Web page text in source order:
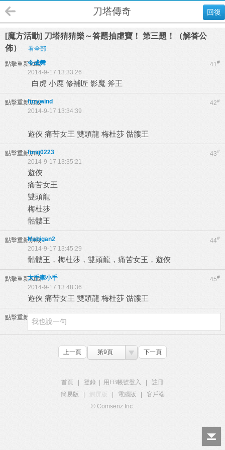
回復
刀塔傳奇
[魔方活動] 刀塔猜猜樂～答題抽虛寶！ 第三題！（解答公
佈）
看全部
點擊重新加載 41#
今成舞
2014-9-17 13:33:26
白虎 小鹿 修補匠 影魔 斧王
點擊重新加載 42#
fuzywind
2014-9-17 13:34:39
遊俠 痛苦女王 雙頭龍 梅杜莎 骷髏王
點擊重新加載 43#
fung0223
2014-9-17 13:35:21
遊俠
痛苦女王
雙頭龍
梅杜莎
骷髏王
點擊重新加載 44#
Mabigan2
2014-9-17 13:45:29
骷髏王，梅杜莎，雙頭龍，痛苦女王，遊俠
點擊重新加載 45#
大手牽小手
2014-9-17 13:48:36
遊俠 痛苦女王 雙頭龍 梅杜莎 骷髏王
點擊重新加載
上一頁 第9頁 下一頁
首頁 登錄 用FB帳號登入
註冊
簡易版
觸屏版 電腦版
客戶端
© Comsenz Inc.